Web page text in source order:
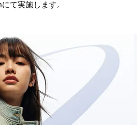
て実施します。